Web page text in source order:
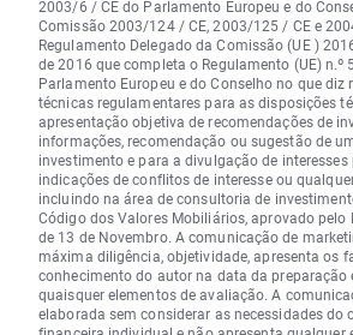
2003/6 / CE do Parlamento Europeu e do
Comissão 2003/124 / CE, 2003/125 / CE e
Regulamento Delegado da Comissão (UE )
de 2016 que completa o Regulamento (UE) n.º
Parlamento Europeu e do Conselho no que diz
técnicas regulamentares para as disposições
apresentação objetiva de recomendações de
informações, recomendação ou sugestão de
investimento e para a divulgação de
indicações de conflitos de interesse ou
incluindo na área de consultoria de
Código dos Valores Mobiliários, aprovado pelo
de 13 de Novembro. A comunicação de
máxima diligência, objetividade, apresenta os
conhecimento do autor na data da preparação
quaisquer elementos de avaliação. A
elaborada sem considerar as necessidades do